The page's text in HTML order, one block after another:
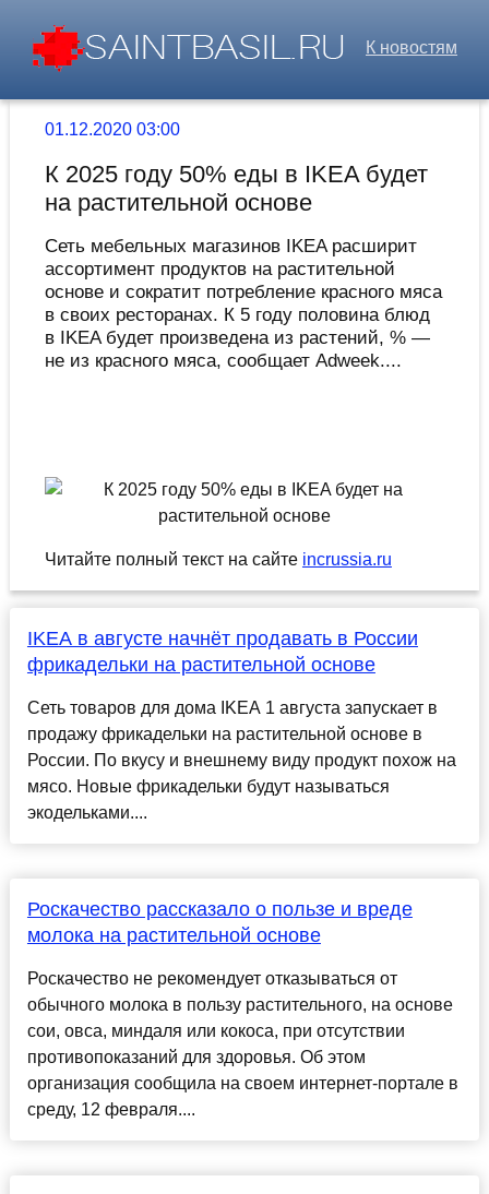
К новостям
01.12.2020 03:00
К 2025 году 50% еды в IKEA будет
на растительной основе
Сеть мебельных магазинов IKEA расширит
ассортимент продуктов на растительной
основе и сократит потребление красного мяса
в своих ресторанах. К 5 году половина блюд
в IKEA будет произведена из растений, % —
не из красного мяса, сообщает Adweek....
Читайте полный текст на сайте incrussia.ru
IKEA в августе начнёт продавать в России
фрикадельки на растительной основе
Сеть товаров для дома IKEA 1 августа запускает в
продажу фрикадельки на растительной основе в
России. По вкусу и внешнему виду продукт похож на
мясо. Новые фрикадельки будут называться
экодельками....
Роскачество рассказало о пользе и вреде
молока на растительной основе
Роскачество не рекомендует отказываться от
обычного молока в пользу растительного, на основе
сои, овса, миндаля или кокоса, при отсутствии
противопоказаний для здоровья. Об этом
организация сообщила на своем интернет-портале в
среду, 12 февраля....